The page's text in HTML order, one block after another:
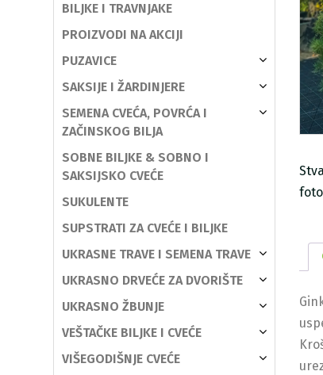
BILJKE I TRAVNJAKE
PROIZVODI NA AKCIJI
PUZAVICE
SAKSIJE I ŽARDINJERE
SEMENA CVEĆA, POVRĆA I
ZAČINSKOG BILJA
SOBNE BILJKE & SOBNO I
SAKSIJSKO CVEĆE
SUKULENTE
SUPSTRATI ZA CVEĆE I BILJKE
UKRASNE TRAVE I SEMENA TRAVE
UKRASNO DRVEĆE ZA DVORIŠTE
UKRASNO ŽBUNJE
VEŠTAČKE BILJKE I CVEĆE
VIŠEGODIŠNJE CVEĆE